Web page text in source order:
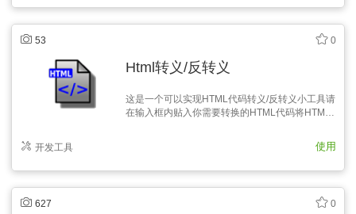
53 0
Html转义/反转义
这是一个可以实现HTML代码转义/反转义小工具请
在输入框内贴入你需要转换的HTML代码将HTML
输出的HTML代码贴到输入框中，即可一键生成
开发工具 使用
627 0